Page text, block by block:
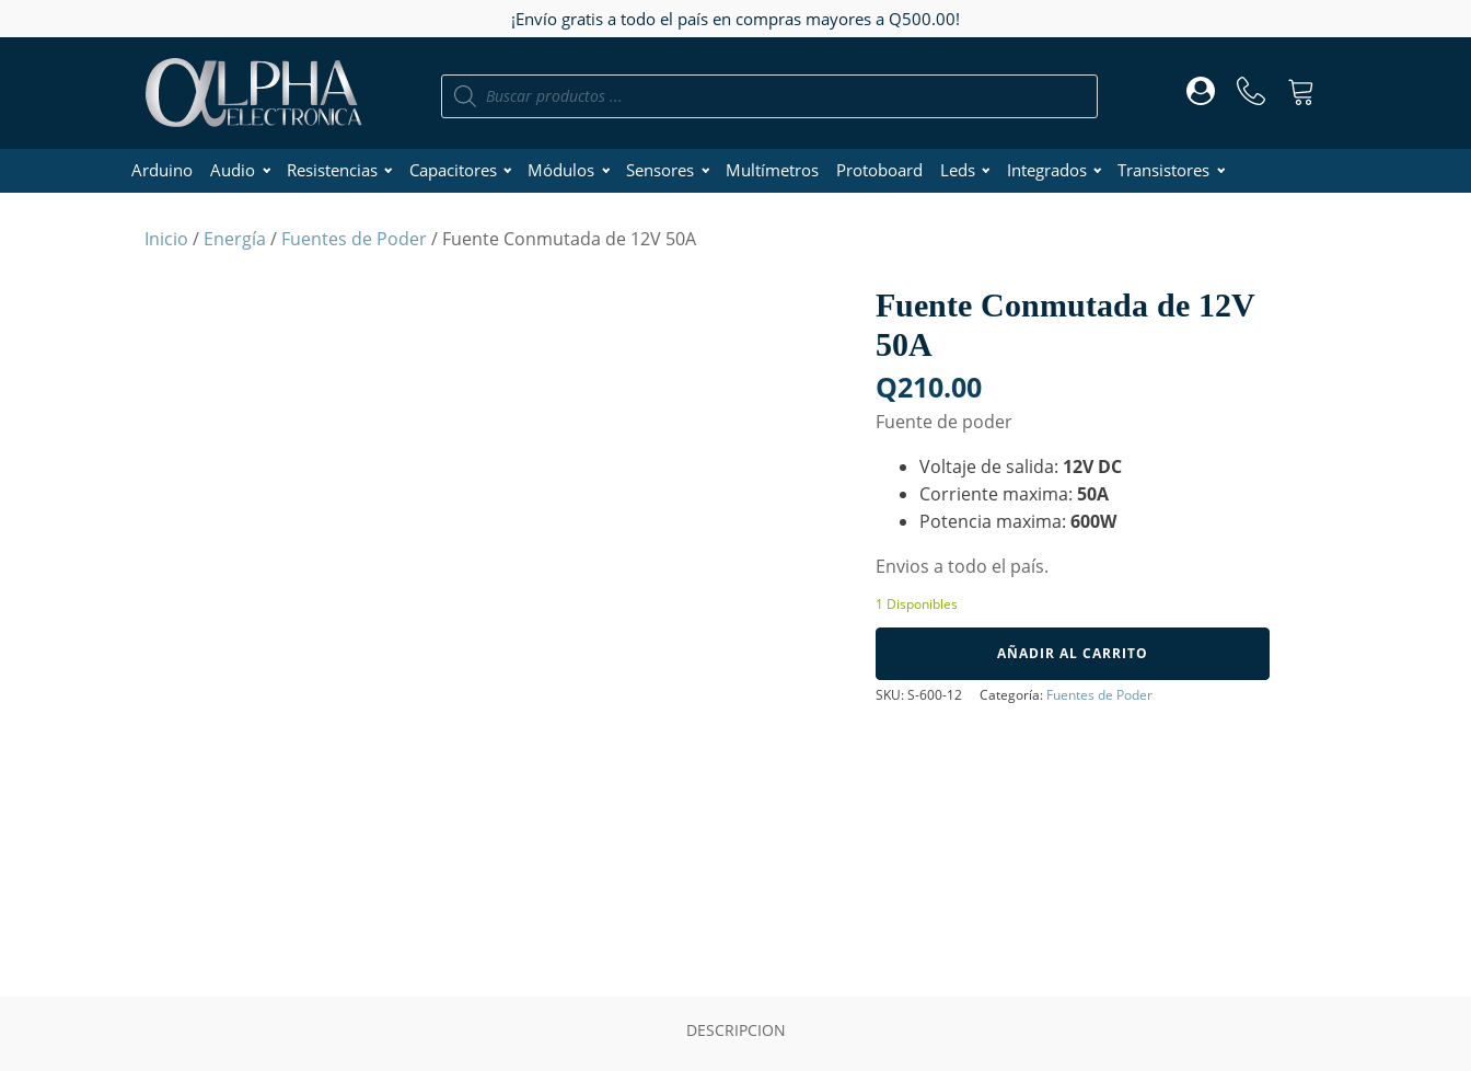
¡Envío gratis a todo el país en compras mayores a Q500.00!
Búsqueda
Arduino Audio Resistencias Capacitores Módulos Sensores Multímetros Protoboard Leds Integrados Transistores
Inicio / Energía / Fuentes de Poder/ Fuente Conmutada de 12V 50A
Fuente Conmutada de 12V
50A
Q210.00
Fuente de poder
Voltaje de salida: 12V DC
Corriente maxima: 50A
Potencia maxima: 600W
Envios a todo el país.
1 Disponibles
de
AÑADIR AL CARRITO
SKU:S-600-12 Categoría: Fuentes de Poder
DESCRIPCION